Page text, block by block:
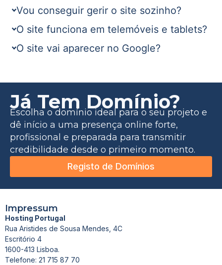
Vou conseguir gerir o site sozinho?
O site funciona em telemóveis e tablets?
O site vai aparecer no Google?
Já Tem Domínio?
Escolha o domínio ideal para o seu projeto e
dê início a uma presença online forte,
profissional e preparada para transmitir
credibilidade desde o primeiro momento.
Registo de Domínios
Impressum
Hosting Portugal
Rua Aristides de Sousa Mendes, 4C
Escritório 4
1600-413 Lisboa.
Telefone: 21 715 87 70